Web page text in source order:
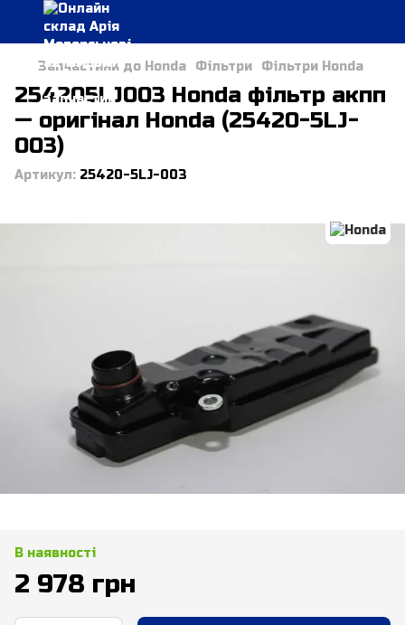
Запчастини до Honda Фільтри Фільтри Honda
254205LJ003 Honda фільтр акпп
— оригінал Honda (25420-5LJ-
003)
Артикул: 25420-5LJ-003
В наявності
2 978 грн